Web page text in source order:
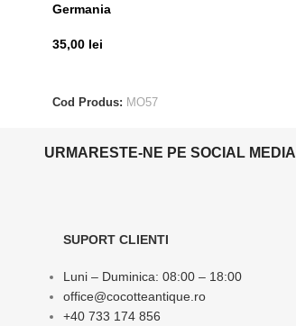
Germania
35,00 lei
Cod Produs: MO57
URMARESTE-NE PE SOCIAL MEDIA
SUPORT CLIENTI
Luni – Duminica: 08:00 – 18:00
office@cocotteantique.ro
+40 733 174 856